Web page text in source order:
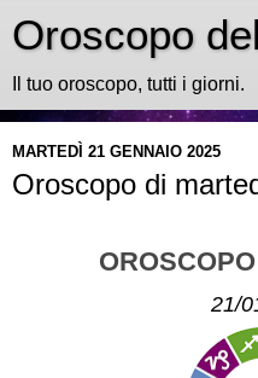
Oroscopo
Il tuo oroscopo, tutti i giorni.
MARTEDÌ 21 GENNAIO 2025
Oroscopo di
21/